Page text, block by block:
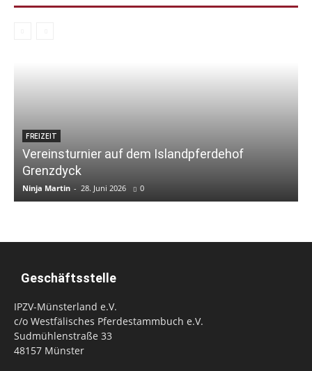
FREIZEIT
Vereinsturnier auf dem Islandpferdehof
Grenzdyck
Ninja Martin - 28. Juni 2026 0
Geschäftsstelle
IPZV-Münsterland e.V.
c/o Westfälisches Pferdestammbuch e.V.
Sudmühlenstraße 33
48157 Münster